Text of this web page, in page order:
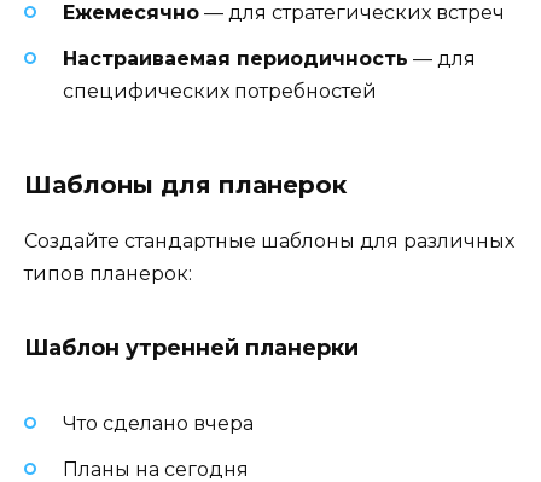
Ежемесячно — для стратегических встреч
Настраиваемая периодичность — для
специфических потребностей
Шаблоны для планерок
Создайте стандартные шаблоны для различных
типов планерок:
Шаблон утренней планерки
Что сделано вчера
Планы на сегодня